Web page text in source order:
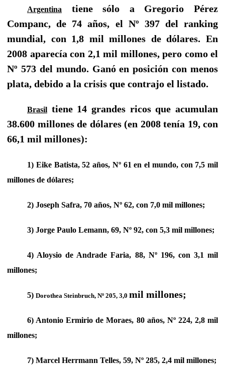
Argentina
tiene sólo a Gregorio Pérez
Companc, de 74 años, el Nº 397 del ranking
mundial, con 1,8 mil millones de dólares. En
2008 aparecía con 2,1 mil millones, pero como el
Nº 573 del mundo. Ganó en posición con menos
plata, debido a la crisis que contrajo el listado.
Brasil tiene 14 grandes ricos que acumulan
38.600 millones de dólares (en 2008 tenía 19, con
66,1 mil millones):
1) Eike Batista, 52 años, Nº 61 en el mundo, con 7,5 mil
millones de dólares;
2) Joseph Safra, 70 años, Nº 62, con 7,0 mil millones;
3) Jorge Paulo Lemann, 69, Nº 92, con 5,3 mil millones;
4) Aloysio de Andrade Faria, 88, Nº 196, con 3,1 mil
millones;
5) Dorothea Steinbruch, Nº 205, 3,0 mil millones;
6) Antonio Ermirio de Moraes, 80 años, Nº 224, 2,8 mil
millones;
7) Marcel Herrmann Telles, 59, Nº 285, 2,4 mil millones;